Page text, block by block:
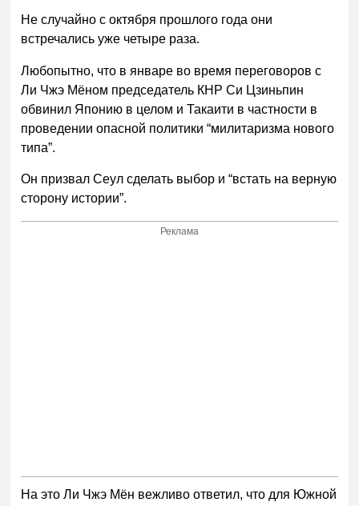
Не случайно с октября прошлого года они
встречались уже четыре раза.
Любопытно, что в январе во время переговоров с
Ли Чжэ Мёном председатель КНР Си Цзиньпин
обвинил Японию в целом и Такаити в частности в
проведении опасной политики “милитаризма нового
типа”.
Он призвал Сеул сделать выбор и “встать на верную
сторону истории”.
Реклама
На это Ли Чжэ Мён вежливо ответил, что для Южной